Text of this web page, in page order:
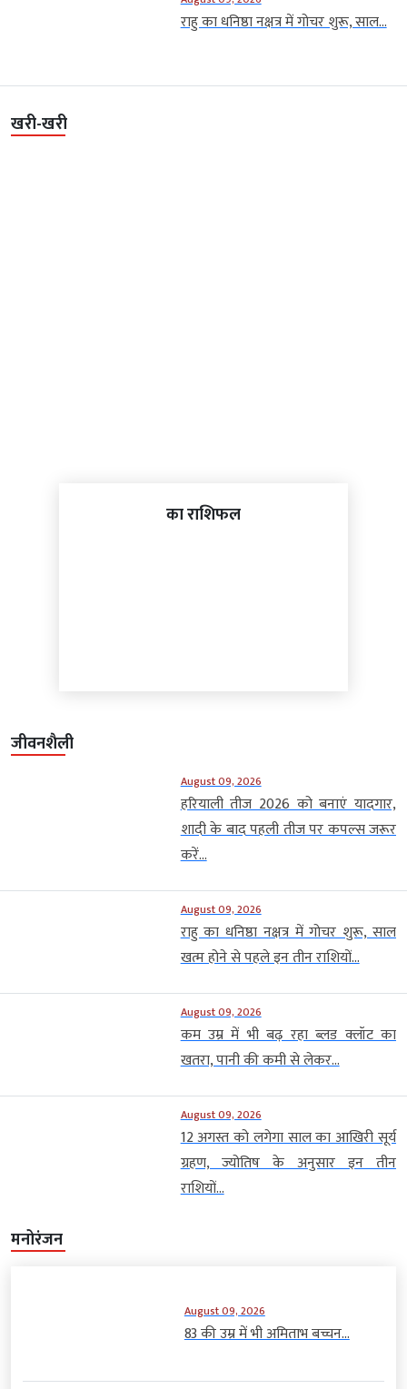
राहु का धनिष्ठा नक्षत्र में गोचर शुरू, साल...
खरी-खरी
का राशिफल
जीवनशैली
August 09, 2026
हरियाली तीज 2026 को बनाएं यादगार,
शादी के बाद पहली तीज पर कपल्स जरूर
करें...
August 09, 2026
राहु का धनिष्ठा नक्षत्र में गोचर शुरू, साल
खत्म होने से पहले इन तीन राशियों...
August 09, 2026
कम उम्र में भी बढ़ रहा ब्लड क्लॉट का
खतरा, पानी की कमी से लेकर...
August 09, 2026
12 अगस्त को लगेगा साल का आखिरी सूर्य
ग्रहण, ज्योतिष के अनुसार इन तीन
राशियों...
मनोरंजन
August 09, 2026
83 की उम्र में भी अमिताभ बच्चन...